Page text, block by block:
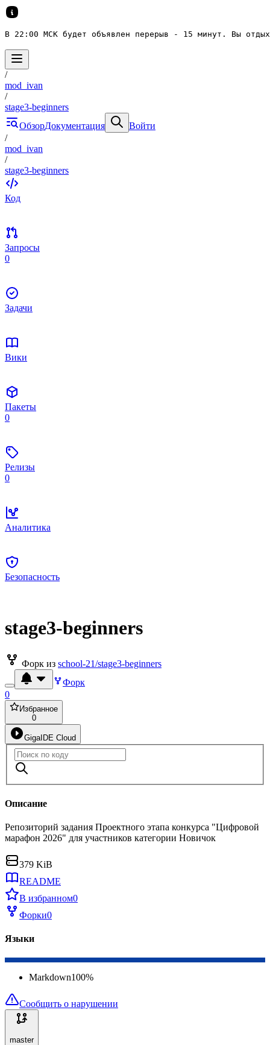
В 22:00 МСК будет объявлен перерыв - 15 минут. Вы
/
mod_ivan
/
stage3-beginners
ОбзорДокументация
Войти
/
mod_ivan
/
stage3-beginners
Код
Запросы
0
Задачи
Вики
Пакеты
0
Релизы
0
Аналитика
Безопасность
stage3-beginners
Форк из school-21/stage3-beginners
Форк
0
Избранное
0
GigaIDE Cloud
Описание
Репозиторий задания Проектного этапа конкурса "Цифровой
марафон 2026" для участников категории Новичок
379 KiB
README
В избранном0
Форки0
Языки
Markdown100%
Сообщить о нарушении
master